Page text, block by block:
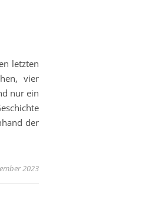
letzten
vier
nur ein
der
2023